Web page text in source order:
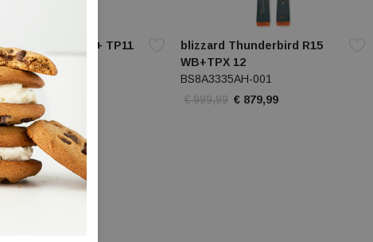
Phoenix SL + TP11
W
001
€ 679,99
blizzard Thunderbird R15
WB+TPX 12
BS8A3335AH-001
€ 999,99 € 879,99